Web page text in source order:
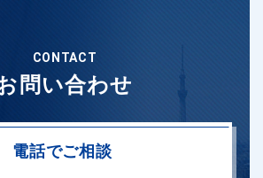
CONTACT
問い合わせ
電話でご相談